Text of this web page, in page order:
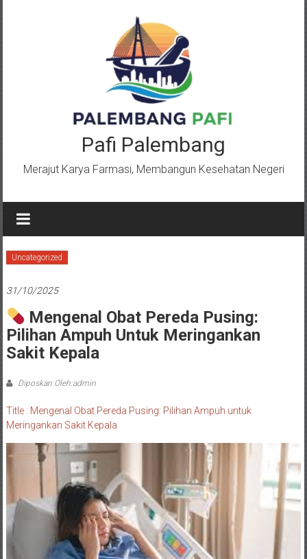
Pafi Palembang
Merajut Karya Farmasi, Membangun Kesehatan Negeri
Uncategorized
31/10/2025
Mengenal Obat Pereda Pusing:
Pilihan Ampuh Untuk Meringankan
Sakit Kepala
Diposkan Oleh:admin
Title : Mengenal Obat Pereda Pusing: Pilihan Ampuh untuk
Meringankan Sakit Kepala